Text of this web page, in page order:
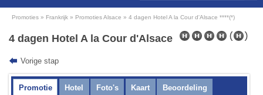
Promoties Frankrijk Promoties Alsace 4 dagen Hotel A la Cour d'Alsace ****(*)
4 dagen Hotel A la Cour d'Alsace
Vorige stap
Promotie Hotel Foto's Kaart Beoordeling